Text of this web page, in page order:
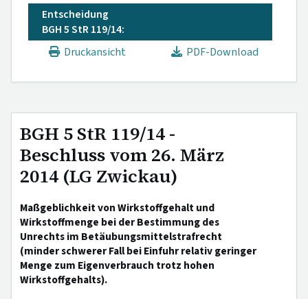
Entscheidung
BGH 5 StR 119/14:
Druckansicht
PDF-Download
BGH 5 StR 119/14 -
Beschluss vom 26. März
2014 (LG Zwickau)
Maßgeblichkeit von Wirkstoffgehalt und
Wirkstoffmenge bei der Bestimmung des
Unrechts im Betäubungsmittelstrafrecht
(minder schwerer Fall bei Einfuhr relativ geringer
Menge zum Eigenverbrauch trotz hohen
Wirkstoffgehalts).